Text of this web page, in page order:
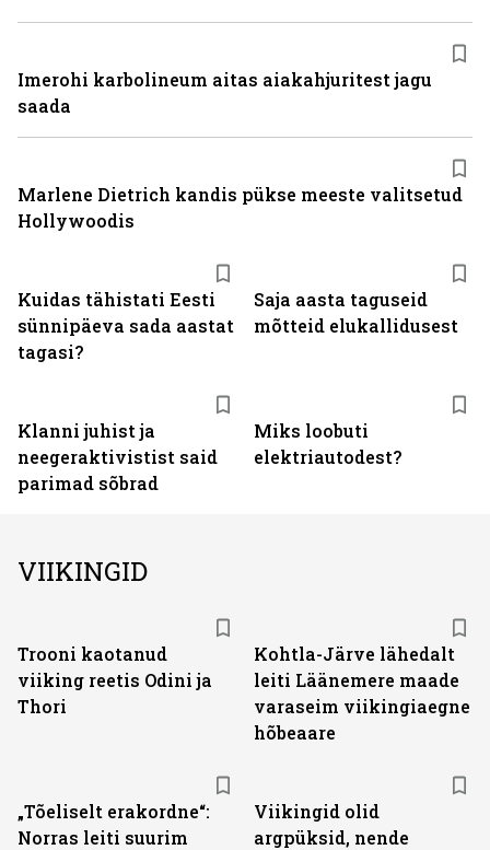
Kuidas tähistati Eesti
sünnipäeva sada aastat
tagasi?
Saja aasta taguseid
mõtteid elukallidusest
Klanni juhist ja
neegeraktivistist said
parimad sõbrad
Miks loobuti
elektriautodest?
Imerohi karbolineum aitas aiakahjuritest jagu
saada
Marlene Dietrich kandis pükse meeste valitsetud
Hollywoodis
VIIKINGID
Trooni kaotanud
viiking reetis Odini ja
Thori
Kohtla-Järve lähedalt
leiti Läänemere maade
varaseim viikingiaegne
hõbeaare
„Tõeliselt erakordne“:
Norras leiti suurim
Viikingid olid
argpüksid, nende